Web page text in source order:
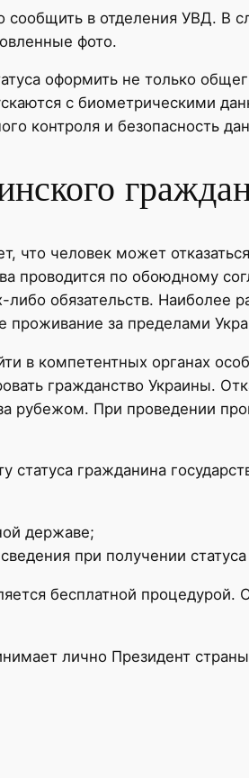
сообщить в отделения УВД. В
фото.
оформить не только
с биометрическими
контроля и безопасность
что человек может
проводится по обоюдному
либо обязательств.
проживание за пределами
в компетентных органах
гражданство Украины.
рубежом. При проведении
статуса гражданина
державе;
при получении
бесплатной
лично Президент